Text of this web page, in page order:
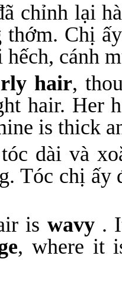
chỉnh lại
thớm. Chị
cánh
hair,
hair. Her
is thick
dài và
Tóc chị ấy
is wavy.
, where it